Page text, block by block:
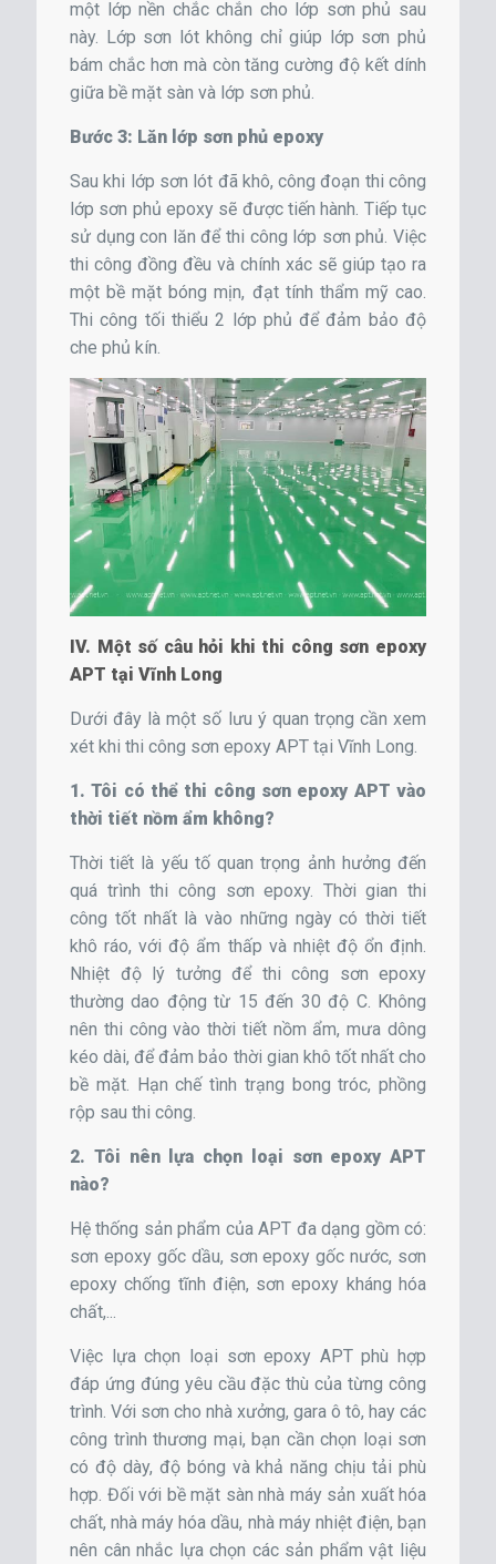
một lớp nền chắc chắn cho lớp sơn phủ sau
này. Lớp sơn lót không chỉ giúp lớp sơn phủ
bám chắc hơn mà còn tăng cường độ kết dính
giữa bề mặt sàn và lớp sơn phủ.
Bước 3: Lăn lớp sơn phủ epoxy
Sau khi lớp sơn lót đã khô, công đoạn thi công
lớp sơn phủ epoxy sẽ được tiến hành. Tiếp tục
sử dụng con lăn để thi công lớp sơn phủ. Việc
thi công đồng đều và chính xác sẽ giúp tạo ra
một bề mặt bóng mịn, đạt tính thẩm mỹ cao.
Thi công tối thiểu 2 lớp phủ để đảm bảo độ
che phủ kín.
IV. Một số câu hỏi khi thi công sơn epoxy
APT tại Vĩnh Long
Dưới đây là một số lưu ý quan trọng cần xem
xét khi thi công sơn epoxy APT tại Vĩnh Long.
1. Tôi có thể thi công sơn epoxy APT vào
thời tiết nồm ẩm không?
Thời tiết là yếu tố quan trọng ảnh hưởng đến
quá trình thi công sơn epoxy. Thời gian thi
công tốt nhất là vào những ngày có thời tiết
khô ráo, với độ ẩm thấp và nhiệt độ ổn định.
Nhiệt độ lý tưởng để thi công sơn epoxy
thường dao động từ 15 đến 30 độ C. Không
nên thi công vào thời tiết nồm ẩm, mưa dông
kéo dài, để đảm bảo thời gian khô tốt nhất cho
bề mặt. Hạn chế tình trạng bong tróc, phồng
rộp sau thi công.
2. Tôi nên lựa chọn loại sơn epoxy APT
nào?
Hệ thống sản phẩm của APT đa dạng gồm có:
sơn epoxy gốc dầu, sơn epoxy gốc nước, sơn
epoxy chống tĩnh điện, sơn epoxy kháng hóa
chất,...
Việc lựa chọn loại sơn epoxy APT phù hợp
đáp ứng đúng yêu cầu đặc thù của từng công
trình. Với sơn cho nhà xưởng, gara ô tô, hay các
công trình thương mại, bạn cần chọn loại sơn
có độ dày, độ bóng và khả năng chịu tải phù
hợp. Đối với bề mặt sàn nhà máy sản xuất hóa
chất, nhà máy hóa dầu, nhà máy nhiệt điện, bạn
nên cân nhắc lựa chọn các sản phẩm vật liệu